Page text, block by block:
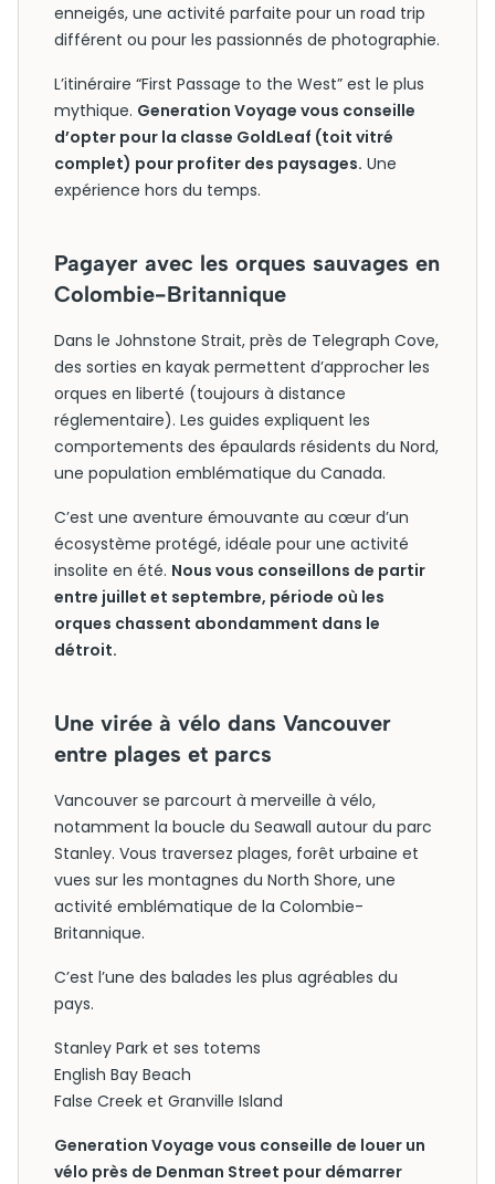
enneigés, une activité parfaite pour un road trip
différent ou pour les passionnés de photographie.
L’itinéraire “First Passage to the West” est le plus
mythique. Generation Voyage vous conseille
d’opter pour la classe GoldLeaf (toit vitré
complet) pour profiter des paysages. Une
expérience hors du temps.
Pagayer avec les orques sauvages en
Colombie-Britannique
Dans le Johnstone Strait, près de Telegraph Cove,
des sorties en kayak permettent d’approcher les
orques en liberté (toujours à distance
réglementaire). Les guides expliquent les
comportements des épaulards résidents du Nord,
une population emblématique du Canada.
C’est une aventure émouvante au cœur d’un
écosystème protégé, idéale pour une activité
insolite en été. Nous vous conseillons de partir
entre juillet et septembre, période où les
orques chassent abondamment dans le
détroit.
Une virée à vélo dans Vancouver
entre plages et parcs
Vancouver se parcourt à merveille à vélo,
notamment la boucle du Seawall autour du parc
Stanley. Vous traversez plages, forêt urbaine et
vues sur les montagnes du North Shore, une
activité emblématique de la Colombie-
Britannique.
C’est l’une des balades les plus agréables du
pays.
Stanley Park et ses totems
English Bay Beach
False Creek et Granville Island
Generation Voyage vous conseille de louer un
vélo près de Denman Street pour démarrer